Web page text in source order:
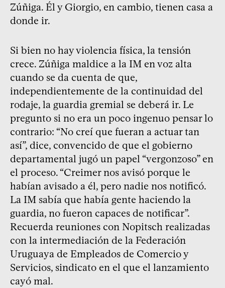
Zúñiga. Él y Giorgio, en cambio, tienen casa a
donde ir.
Si bien no hay violencia física, la tensión
crece. Zúñiga maldice a la IM en voz alta
cuando se da cuenta de que,
independientemente de la continuidad del
rodaje, la guardia gremial se deberá ir. Le
pregunto si no era un poco ingenuo pensar lo
contrario: “No creí que fueran a actuar tan
así”, dice, convencido de que el gobierno
departamental jugó un papel “vergonzoso” en
el proceso. “Creimer nos avisó porque le
habían avisado a él, pero nadie nos notificó.
La IM sabía que había gente haciendo la
guardia, no fueron capaces de notificar”.
Recuerda reuniones con Nopitsch realizadas
con la intermediación de la Federación
Uruguaya de Empleados de Comercio y
Servicios, sindicato en el que el lanzamiento
cayó mal.